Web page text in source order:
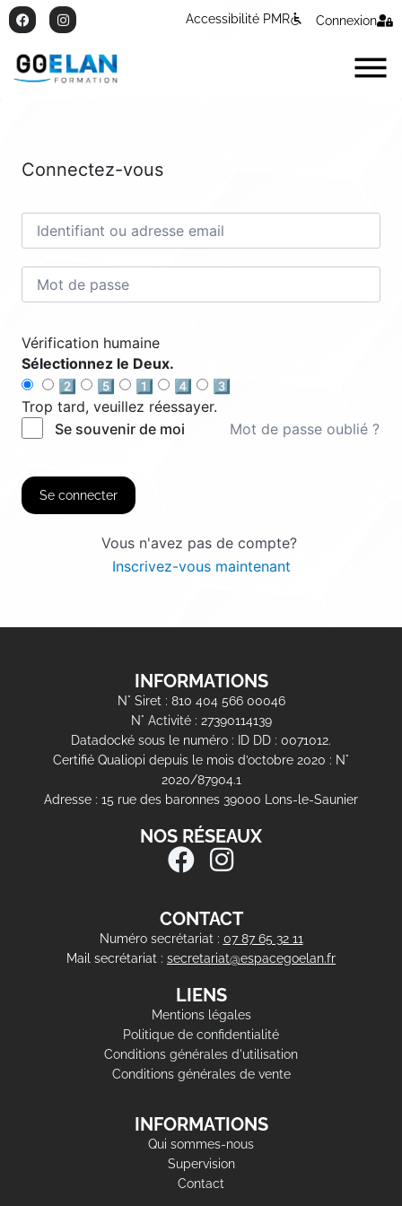
Accessibilité PMR Connexion
Connectez-vous
Vérification humaine
Sélectionnez le Deux.
2️⃣
5️⃣ 1️⃣ 4️⃣
3️⃣
Trop tard, veuillez réessayer.
Se souvenir de moi
Mot de passe oublié ?
Se connecter
Vous n'avez pas de compte?
Inscrivez-vous maintenant
INFORMATIONS
N° Siret : 810 404 566 00046
N° Activité : 27390114139
Datadocké sous le numéro : ID DD : 0071012.
Certifié Qualiopi depuis le mois d’octobre 2020 : N°
2020/87904.1
Adresse : 15 rue des baronnes 39000 Lons-le-Saunier
NOS RÉSEAUX
CONTACT
Numéro secrétariat : 07 87 65 32 11
Mail secrétariat : secretariat@espacegoelan.fr
LIENS
Mentions légales
Politique de confidentialité
Conditions générales d'utilisation
Conditions générales de vente
INFORMATIONS
Qui sommes-nous
Supervision
Contact